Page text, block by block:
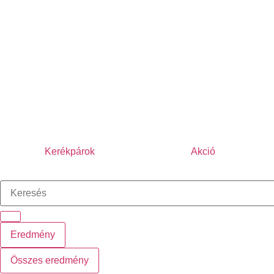
Kerékpárok Akció
Eredmény
Összes eredmény